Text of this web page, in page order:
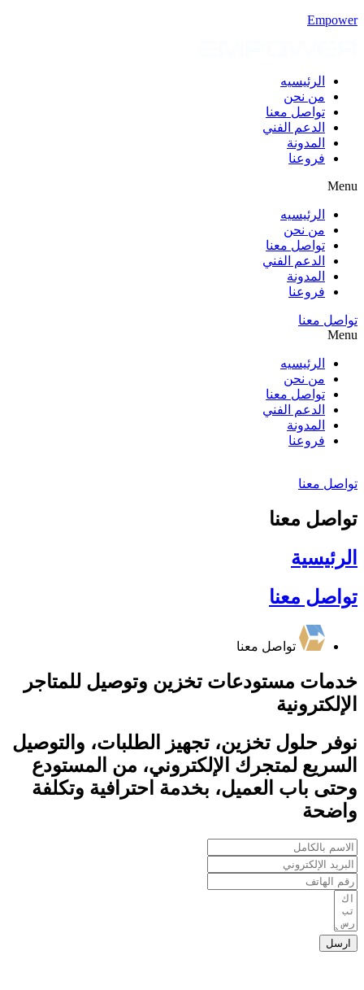
Empower
الرئيسيه
من نحن
تواصل معنا
الدعم الفني
المدونة
فروعنا
Menu
الرئيسيه
من نحن
تواصل معنا
الدعم الفني
المدونة
فروعنا
تواصل معنا
Menu
الرئيسيه
من نحن
تواصل معنا
الدعم الفني
المدونة
فروعنا
تواصل معنا
تواصل معنا
الرئيسية
تواصل معنا
تواصل معنا
خدمات مستودعات تخزين وتوصيل للمتاجر
الإلكترونية
نوفر حلول تخزين، تجهيز الطلبات، والتوصيل
السريع لمتجرك الإلكتروني، من المستودع
وحتى باب العميل، بخدمة احترافية وتكلفة
واضحة
ارسل